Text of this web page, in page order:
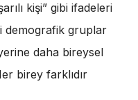
kişi” gibi ifadeleri
demografik gruplar
daha bireysel
birey farklıdır